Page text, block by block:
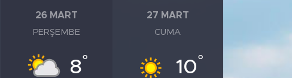
26 MART
PERŞEMBE
8°
27 MART
CUMA
10°